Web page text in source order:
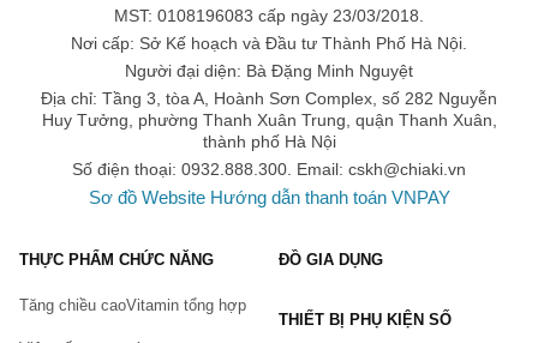
MST: 0108196083 cấp ngày 23/03/2018.
Nơi cấp: Sở Kế hoạch và Đầu tư Thành Phố Hà Nội.
Người đại diện: Bà Đặng Minh Nguyệt
Địa chỉ: Tầng 3, tòa A, Hoành Sơn Complex, số 282 Nguyễn
Huy Tưởng, phường Thanh Xuân Trung, quận Thanh Xuân,
thành phố Hà Nội
Số điện thoại: 0932.888.300. Email: cskh@chiaki.vn
Sơ đồ Website Hướng dẫn thanh toán VNPAY
THỰC PHẨM CHỨC NĂNG
Tăng chiều caoVitamin tổng hợp
ĐỒ GIA DỤNG
THIẾT BỊ PHỤ KIỆN SỐ